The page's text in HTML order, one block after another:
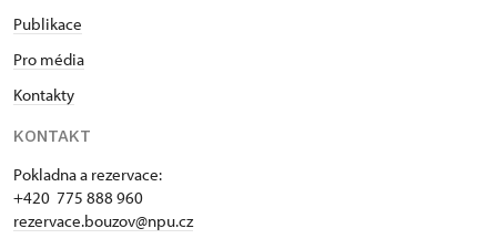
Publikace
Pro média
Kontakty
KONTAKT
Pokladna a rezervace:
+420 775 888 960
rezervace.bouzov@npu.cz